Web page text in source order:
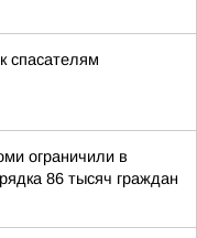
спасателям
ограничили в
86 тысяч граждан